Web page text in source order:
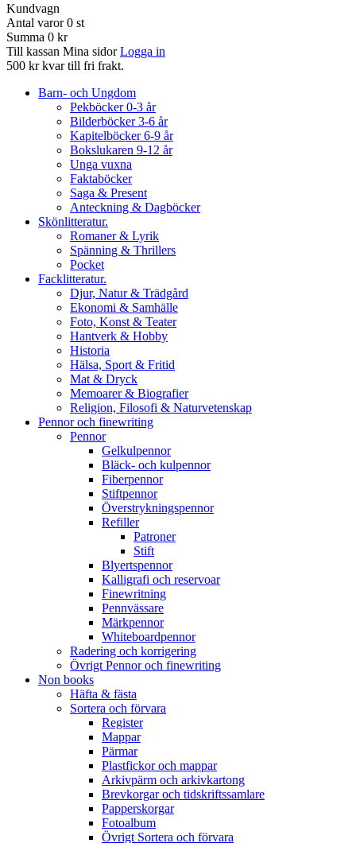
Kundvagn
Antal varor 0 st
Summa 0 kr
Till kassan Mina sidor Logga in
500 kr kvar till fri frakt.
Barn- och Ungdom
Pekböcker 0-3 år
Bilderböcker 3-6 år
Kapitelböcker 6-9 år
Bokslukaren 9-12 år
Unga vuxna
Faktaböcker
Saga & Present
Anteckning & Dagböcker
Skönlitteratur.
Romaner & Lyrik
Spänning & Thrillers
Pocket
Facklitteratur.
Djur, Natur & Trädgård
Ekonomi & Samhälle
Foto, Konst & Teater
Hantverk & Hobby
Historia
Hälsa, Sport & Fritid
Mat & Dryck
Memoarer & Biografier
Religion, Filosofi & Naturvetenskap
Pennor och finewriting
Pennor
Gelkulpennor
Bläck- och kulpennor
Fiberpennor
Stiftpennor
Överstrykningspennor
Refiller
Patroner
Stift
Blyertspennor
Kalligrafi och reservoar
Finewritning
Pennvässare
Märkpennor
Whiteboardpennor
Radering och korrigering
Övrigt Pennor och finewriting
Non books
Häfta & fästa
Sortera och förvara
Register
Mappar
Pärmar
Plastfickor och mappar
Arkivpärm och arkivkartong
Brevkorgar och tidskriftssamlare
Papperskorgar
Fotoalbum
Övrigt Sortera och förvara